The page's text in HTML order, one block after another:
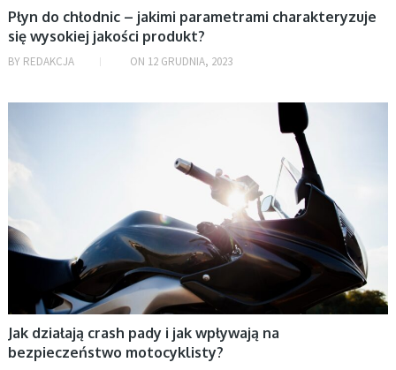
kwiecień 2022
marzec 2022
luty 2022
czerwiec 2021
kwiecień 2021
marzec 2021
luty 2021
styczeń 2021
sierpień 2020
Płyn do chłodnic – jakimi parametrami charakteryzuje
się wysokiej jakości produkt?
BY REDAKCJA ON 12 GRUDNIA, 2023
Jak działają crash pady i jak wpływają na
bezpieczeństwo motocyklisty?